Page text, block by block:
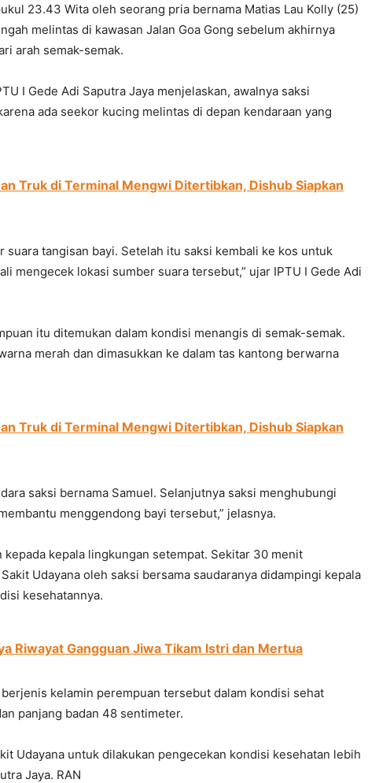
23.43 Wita oleh seorang pria bernama Matias Lau Kolly (25)
melintas di kawasan Jalan Goa Gong sebelum akhirnya
arah semak-semak.
I Gede Adi Saputra Jaya menjelaskan, awalnya saksi
ada seekor kucing melintas di depan kendaraan yang
Truk di Terminal Mengwi Ditertibkan, Dishub Siapkan
suara tangisan bayi. Setelah itu saksi kembali ke kos untuk
mengecek lokasi sumber suara tersebut,” ujar IPTU I Gede Adi
itu ditemukan dalam kondisi menangis di semak-semak.
merah dan dimasukkan ke dalam tas kantong berwarna
Truk di Terminal Mengwi Ditertibkan, Dishub Siapkan
saksi bernama Samuel. Selanjutnya saksi menghubungi
menggendong bayi tersebut,” jelasnya.
kepala lingkungan setempat. Sekitar 30 menit
Udayana oleh saksi bersama saudaranya didampingi kepala
kesehatannya.
Riwayat Gangguan Jiwa Tikam Istri dan Mertua
kelamin perempuan tersebut dalam kondisi sehat
panjang badan 48 sentimeter.
Udayana untuk dilakukan pengecekan kondisi kesehatan lebih
Jaya. RAN